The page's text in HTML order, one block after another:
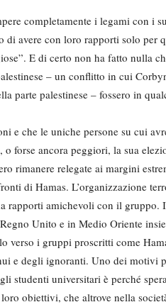
completamente i legami con i
avere con loro rapporti solo per
E di certo non ha fatto nulla
– un conflitto in cui
parte palestinese – fossero in
e che le uniche persone su cui
forse ancora peggiori, la sua
rimanere relegate ai margini
di Hamas. L’organizzazione
rapporti amichevoli con il gruppo.
Unito e in Medio Oriente
verso i gruppi proscritti come
e degli ignoranti. Uno dei motivi
studenti universitari è perché
obiettivi, che altrove nella